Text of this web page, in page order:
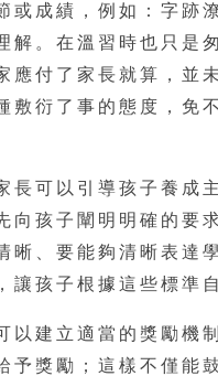
或成績，例如：字跡
解。在溫習時也只是
應付了家長就算，並
敷衍了事的態度，免
長可以引導孩子養成
向孩子闡明明確的要
晰、要能夠清晰表達
讓孩子根據這些標準
以建立適當的獎勵機
予獎勵；這樣不僅能